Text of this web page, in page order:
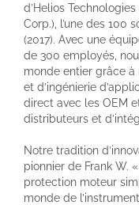
d’Helios
Corp.), l’une des 100
(2017). Avec une
de 300 employés,
monde entier grâce
et d’ingénierie
direct avec les OEM
distributeurs et
Notre tradition
pionnier de Frank W.
protection moteur
monde de